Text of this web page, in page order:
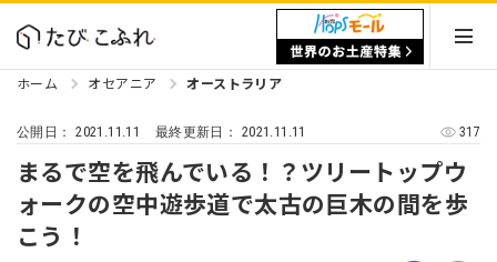
ホーム オセアニア オーストラリア
公開日：2021.11.11 最終更新日： 2021.11.11 317
まるで空を飛んでいる！？ツリートップウ
ォークの空中遊歩道で太古の巨木の間を歩
こう！